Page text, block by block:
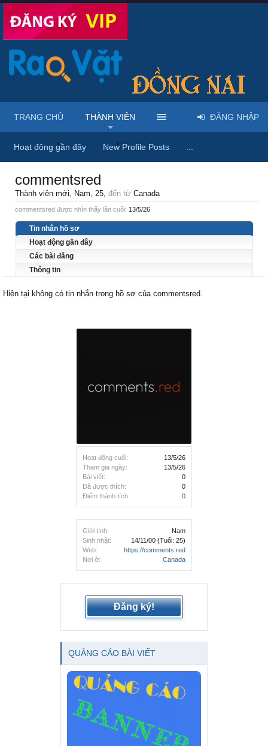
Trang chủ Thành viên commentsred
Hoạt động cuối:
13/5/26
Tham gia ngày:
13/5/26
Bài viết:
0
Đã được thích:
0
Điểm thành tích:
0
Giới tính:
Nam
Sinh nhật:
14/11/00 (Tuổi: 25)
Web:
https://comments.red
Nơi ở:
Canada
commentsred
Thành viên mới, Nam, 25, đến từ Canada
commentsred được nhìn thấy lần cuối: 13/5/26
Tin nhắn hồ sơ
Hoạt động gần đây
Các bài đăng
Thông tin
Hiện tại không có tin nhắn trong hồ sơ của commentsred.
Đăng ký!
QUẢNG CÁO BÀI VIẾT
TRANG CHỦ THÀNH VIÊN
Hoạt động gần đây New Profile Posts
ĐĂNG NHẬP